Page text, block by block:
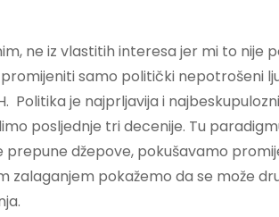
ne iz vlastitih interesa jer mi to nije
samo politički nepotrošeni
Politika je najprljavija i
posljednje tri decenije. Tu
džepove, pokušavamo
zalaganjem pokažemo da se može